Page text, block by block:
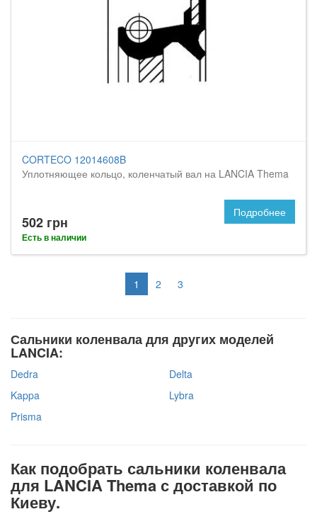
CORTECO 12014608B
Уплотняющее кольцо, коленчатый вал на LANCIA Thema
502 грн
Есть в наличии
Подробнее
1 2 3
Сальники коленвала для других моделей
LANCIA:
Dedra
Delta
Kappa
Lybra
Prisma
Как подобрать сальники коленвала
для LANCIA Thema с доставкой по
Киеву.